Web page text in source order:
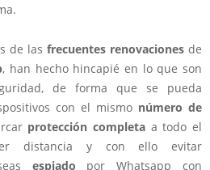
de las frecuentes renovaciones de
, han hecho hincapié en lo que son
de forma que se pueda
con el mismo número de
protección completaa todo el
distancia y con ello evitar
espiado por Whatsapp con